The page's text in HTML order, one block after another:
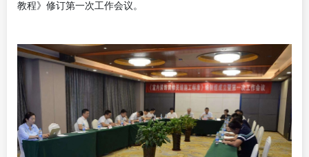
教程》修订第一次工作会议。